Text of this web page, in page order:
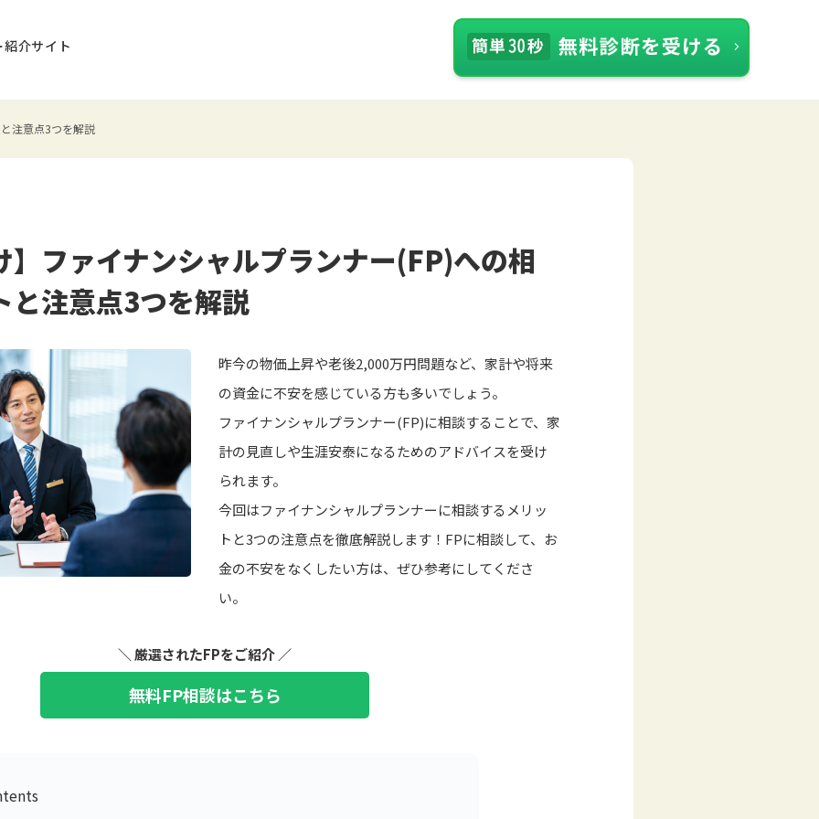
介サイト
注意点3つを解説
】ファイナンシャルプランナー(FP)への相
と注意点3つを解説
昨今の物価上昇や老後2,000万円問題など、家計や将来
の資金に不安を感じている方も多いでしょう。
ファイナンシャルプランナー(FP)に相談することで、家
計の見直しや生涯安泰になるためのアドバイスを受け
られます。
今回はファイナンシャルプランナーに相談するメリッ
トと3つの注意点を徹底解説します！FPに相談して、お
金の不安をなくしたい方は、ぜひ参考にしてくださ
い。
＼ 厳選されたFPをご紹介 ／
無料FP相談はこちら